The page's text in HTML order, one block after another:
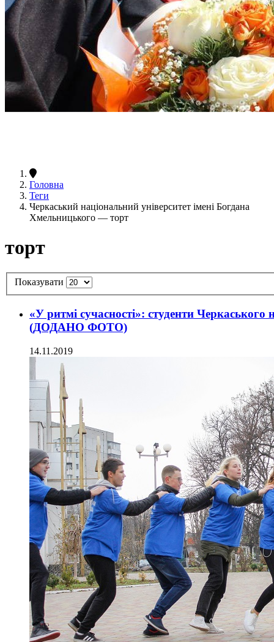
Головна
Теги
Черкаський національний університет імені Богдана
Хмельницького — торт
торт
Показувати
«У ритмі сучасності»: студенти Черкаського
(ДОДАНО ФОТО)
14.11.2019